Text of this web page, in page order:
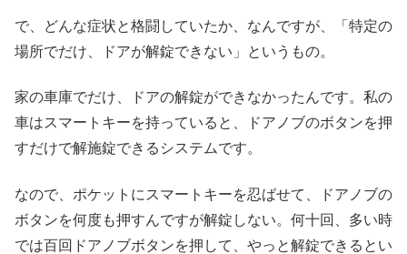
で、どんな症状と格闘していたか、なんですが、
「特定の
場所でだけ、ドアが解錠できない」
というもの。
家の車庫でだけ、ドアの解錠ができなかったんです。 私の
車はスマートキーを持っていると、ドアノブのボタンを押
すだけで解施錠できるシステムです。
なので、ポケットにスマートキーを忍ばせて、ドアノブの
ボタンを何度も押すんですが解錠しない。何十回、多い時
では百回ドアノブボタンを押して、やっと解錠できるとい